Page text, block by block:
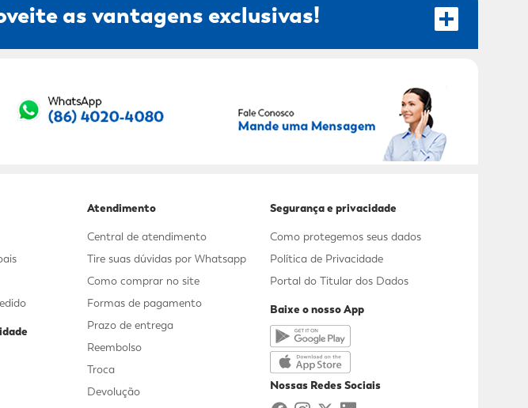
as vantagens exclusivas!
RECEBER OFERTAS EXCLUSIVAS!
Atendimento
Central de atendimento
Tire suas dúvidas por Whatsapp
Como comprar no site
Formas de pagamento
Prazo de entrega
Reembolso
Troca
Devolução
Segurança e privacidade
Como protegemos seus dados
Política de Privacidade
Portal do Titular dos Dados
Baixe o nosso App
Nossas Redes Sociais